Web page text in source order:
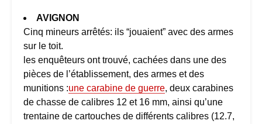
AVIGNON
Cinq mineurs arrêtés: ils “jouaient” avec des armes
sur le toit.
les enquêteurs ont trouvé, cachées dans une des
pièces de l’établissement, des armes et des
munitions :une carabine de guerre, deux carabines
de chasse de calibres 12 et 16 mm, ainsi qu’une
trentaine de cartouches de différents calibres (12.7,